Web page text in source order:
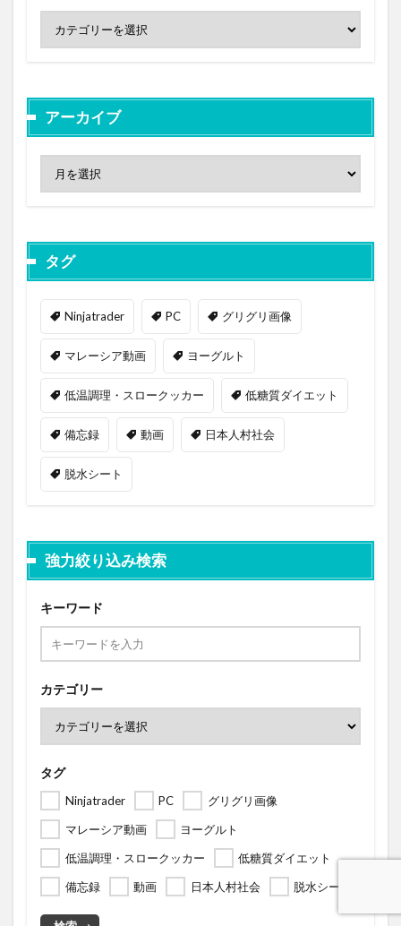
アーカイブ
タグ
Ninjatrader PC グリグリ画像
マレーシア動画 ヨーグルト
低温調理・スロークッカー 低糖質ダイエット
備忘録 動画 日本人村社会
脱水シート
強力絞り込み検索
キーワード
カテゴリー
タグ
Ninjatrader PC
グリグリ画像
マレーシア動画
ヨーグルト
低温調理・スロークッカー
低糖質ダイエット
備忘録
動画 日本人村社会 脱水シート